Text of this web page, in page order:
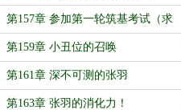
第157章 参加第一轮筑基考试（求
月票）
第159章 小丑位的召唤
第161章 深不可测的张羽
第163章 张羽的消化力！